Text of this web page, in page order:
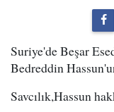
Suriye'de Beşar
Bedreddin
Savcılık,Hassun